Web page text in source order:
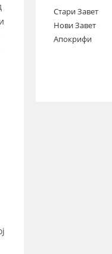
Стари Завет
Нови Завет
Апокрифи